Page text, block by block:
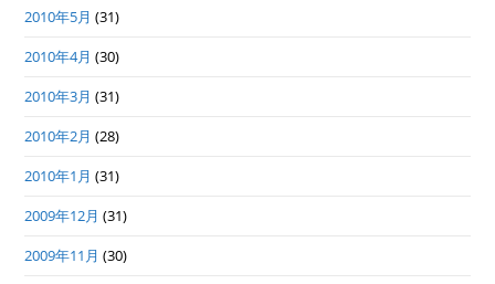
2010年5月 (31)
2010年4月 (30)
2010年3月 (31)
2010年2月 (28)
2010年1月 (31)
2009年12月 (31)
2009年11月 (30)